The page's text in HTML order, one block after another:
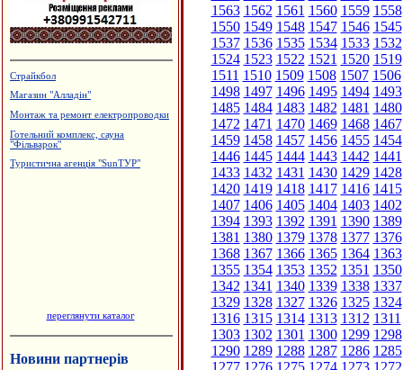
Страйкбол
Магазин "Алладін"
Монтаж та ремонт електропроводки
Готельний комплекс, сауна
"Фільварок"
Туристична агенція "SunТУР"
переглянути каталог
Новини партнерів
1563 1562 1561 1560 1559 1558
1550 1549 1548 1547 1546 1545
1537 1536 1535 1534 1533 1532
1524 1523 1522 1521 1520 1519
1511 1510 1509 1508 1507 1506
1498 1497 1496 1495 1494 1493
1485 1484 1483 1482 1481 1480
1472 1471 1470 1469 1468 1467
1459 1458 1457 1456 1455 1454
1446 1445 1444 1443 1442 1441
1433 1432 1431 1430 1429 1428
1420 1419 1418 1417 1416 1415
1407 1406 1405 1404 1403 1402
1394 1393 1392 1391 1390 1389
1381 1380 1379 1378 1377 1376
1368 1367 1366 1365 1364 1363
1355 1354 1353 1352 1351 1350
1342 1341 1340 1339 1338 1337
1329 1328 1327 1326 1325 1324
1316 1315 1314 1313 1312 1311
1303 1302 1301 1300 1299 1298
1290 1289 1288 1287 1286 1285
1277 1276 1275 1274 1273 1272